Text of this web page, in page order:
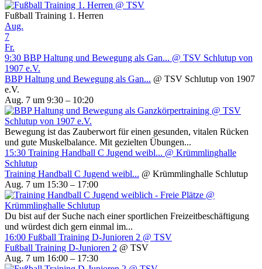
Fußball Training 1. Herren
Aug.
7
Fr.
9:30 BBP Haltung und Bewegung als Gan... @ TSV Schlutup von
1907 e.V.
BBP Haltung und Bewegung als Gan... @ TSV Schlutup von 1907
e.V.
Aug. 7 um 9:30 – 10:20
Bewegung ist das Zauberwort für einen gesunden, vitalen Rücken
und gute Muskelbalance. Mit gezielten Übungen...
15:30 Training Handball C Jugend weibl... @ Krümmlinghalle
Schlutup
Training Handball C Jugend weibl... @ Krümmlinghalle Schlutup
Aug. 7 um 15:30 – 17:00
Du bist auf der Suche nach einer sportlichen Freizeitbeschäftigung
und würdest dich gern einmal im...
16:00 Fußball Training D-Junioren 2 @ TSV
Fußball Training D-Junioren 2 @ TSV
Aug. 7 um 16:00 – 17:30